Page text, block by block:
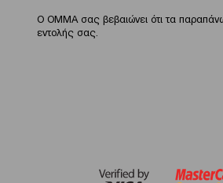
Ο ΟΜΜΑ σας βεβαιώνει ότι τα παραπάνω
εντολής σας.